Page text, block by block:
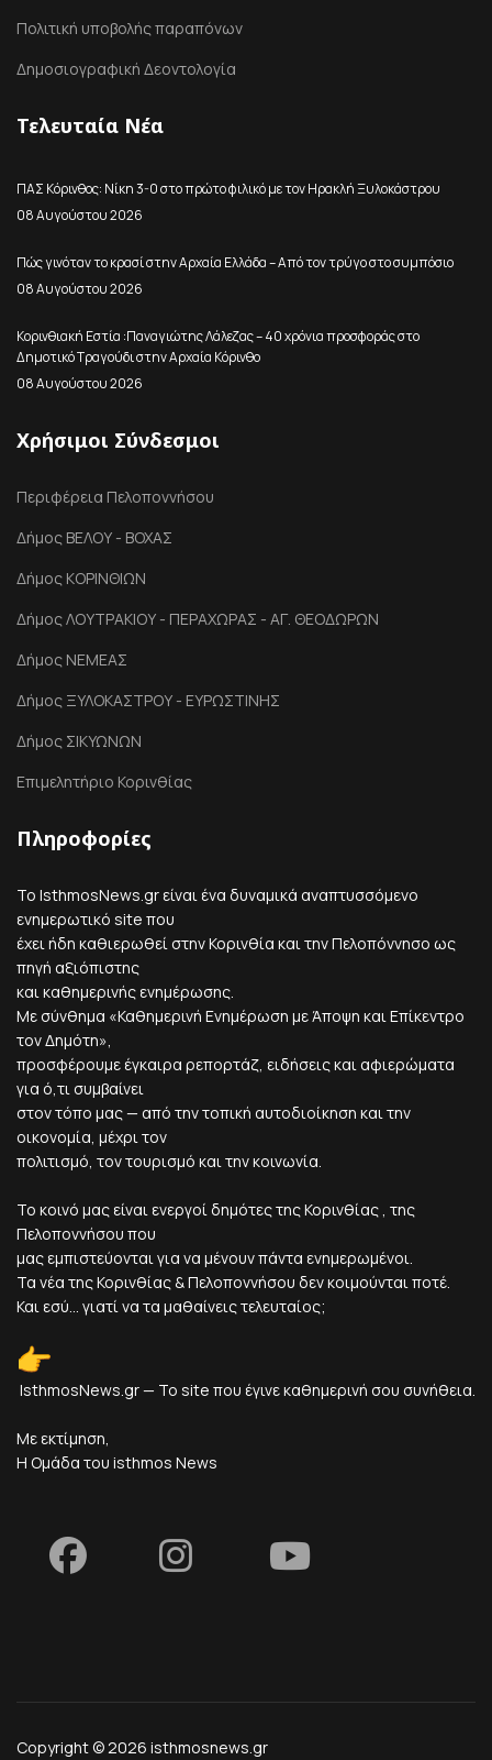
Πολιτική υποβολής παραπόνων
Δημοσιογραφική Δεοντολογία
Τελευταία Νέα
ΠΑΣ Κόρινθος: Νίκη 3-0 στο πρώτο φιλικό με τον Ηρακλή Ξυλοκάστρου
08 Αυγούστου 2026
Πώς γινόταν το κρασί στην Αρχαία Ελλάδα – Από τον τρύγο στο συμπόσιο
08 Αυγούστου 2026
Κορινθιακή Εστία :Παναγιώτης Λάλεζας – 40 χρόνια προσφοράς στο
Δημοτικό Τραγούδι στην Αρχαία Κόρινθο
08 Αυγούστου 2026
Χρήσιμοι Σύνδεσμοι
Περιφέρεια Πελοποννήσου
Δήμος ΒΕΛΟΥ - ΒΟΧΑΣ
Δήμος ΚΟΡΙΝΘΙΩΝ
Δήμος ΛΟΥΤΡΑΚΙΟΥ - ΠΕΡΑΧΩΡΑΣ - ΑΓ. ΘΕΟΔΩΡΩΝ
Δήμος ΝΕΜΕΑΣ
Δήμος ΞΥΛΟΚΑΣΤΡΟΥ - ΕΥΡΩΣΤΙΝΗΣ
Δήμος ΣΙΚΥΩΝΩΝ
Επιμελητήριο Κορινθίας
Πληροφορίες
Το IsthmosNews.gr είναι ένα δυναμικά αναπτυσσόμενο
ενημερωτικό site που
έχει ήδη καθιερωθεί στην Κορινθία και την Πελοπόννησο ως
πηγή αξιόπιστης
και καθημερινής ενημέρωσης.
Με σύνθημα «Καθημερινή Ενημέρωση με Άποψη και Επίκεντρο
τον Δημότη»,
προσφέρουμε έγκαιρα ρεπορτάζ, ειδήσεις και αφιερώματα
για ό,τι συμβαίνει
στον τόπο μας — από την τοπική αυτοδιοίκηση και την
οικονομία, μέχρι τον
πολιτισμό, τον τουρισμό και την κοινωνία.
Το κοινό μας είναι ενεργοί δημότες της Κορινθίας , της
Πελοποννήσου που
μας εμπιστεύονται για να μένουν πάντα ενημερωμένοι.
Τα νέα της Κορινθίας & Πελοποννήσου δεν κοιμούνται ποτέ.
Και εσύ... γιατί να τα μαθαίνεις τελευταίος;
IsthmosNews.gr — Το site που έγινε καθημερινή σου συνήθεια.
Με εκτίμηση,
Η Ομάδα του isthmos News
Copyright © 2026 isthmosnews.gr